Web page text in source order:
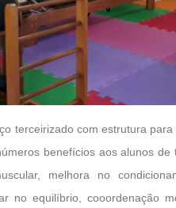
terceirizado com estrutura
benefícios aos alunos
melhora no
no equilíbrio, cooordenação